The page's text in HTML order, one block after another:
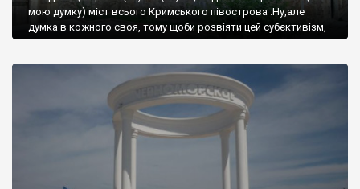
мою думку) міст всього Кримського півострова .Ну,але
думка в кожного своя, тому щоби розвіяти цей субєктивізм,
запрошую відвідати це